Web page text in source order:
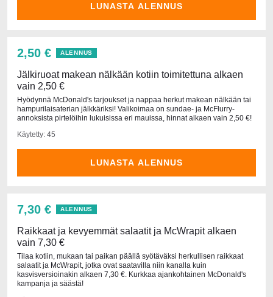
LUNASTA ALENNUS
2,50 € ALENNUS
Jälkiruoat makean nälkään kotiin toimitettuna alkaen
vain 2,50 €
Hyödynnä McDonald's tarjoukset ja nappaa herkut makean nälkään tai
hampurilaisaterian jälkkäriksi! Valikoimaa on sundae- ja McFlurry-
annoksista pirtelöihin lukuisissa eri mauissa, hinnat alkaen vain 2,50 €!
Käytetty: 45
LUNASTA ALENNUS
7,30 € ALENNUS
Raikkaat ja kevyemmät salaatit ja McWrapit alkaen
vain 7,30 €
Tilaa kotiin, mukaan tai paikan päällä syötäväksi herkullisen raikkaat
salaatit ja McWrapit, jotka ovat saatavilla niin kanalla kuin
kasvisversioinakin alkaen 7,30 €. Kurkkaa ajankohtainen McDonald's
kampanja ja säästä!